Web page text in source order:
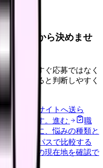
比べてから決めませ
た時は、すぐ応募ではなく
」を分けると判断しやすく
外部転職サイトへ送ら
預かります。 進む
職
か迷う前に、悩みの種類と
給料コンパスで比較する
今の給料の現在地を確認で